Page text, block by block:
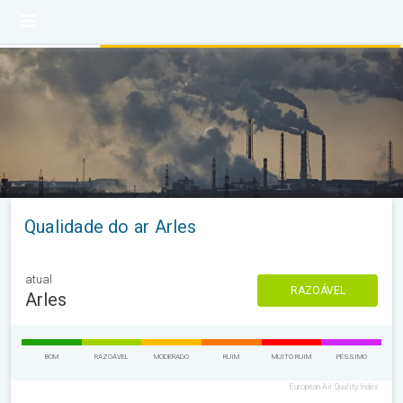
Qualidade do ar Arles
atual
Arles RAZOÁVEL
BOM RAZOÁVEL MODERADO RUIM MUITO RUIM PÉSSIMO
European Air Quality Index